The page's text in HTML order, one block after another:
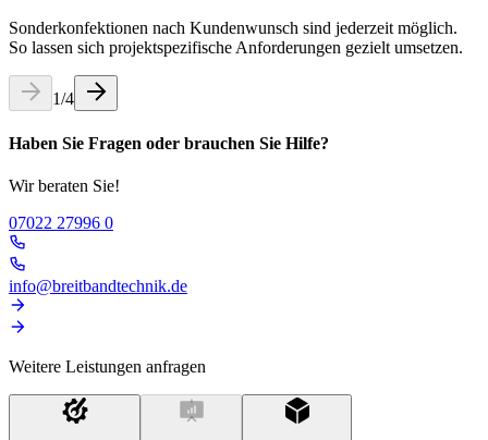
Sonderkonfektionen nach Kundenwunsch sind jederzeit möglich.
So lassen sich projektspezifische Anforderungen gezielt umsetzen.
1/4
Haben Sie Fragen oder brauchen Sie Hilfe?
Wir beraten Sie!
07022 27996 0
info@breitbandtechnik.de
Weitere Leistungen anfragen